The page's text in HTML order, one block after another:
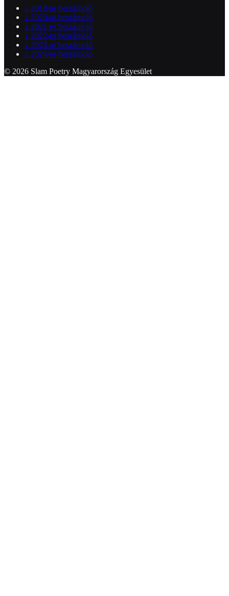
↓ 2018-as beszámoló
↓ 2020-as beszámoló
↓ 2021-es beszámoló
↓ 2022-es beszámoló
↓ 2023-as beszámoló
↓ 2024-es beszámoló
© 2026 Slam Poetry Magyarország Egyesület